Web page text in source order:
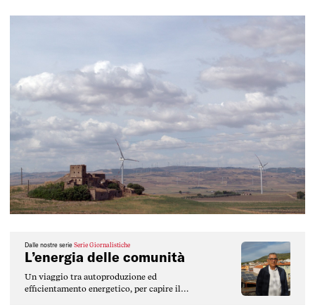
Dalle nostre serie Serie Giornalistiche
L’energia delle comunità
Un viaggio tra autoproduzione ed
efficientamento energetico, per capire il